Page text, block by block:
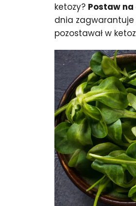
ketozy? Postaw
dnia zagwarantuje
pozostawał w